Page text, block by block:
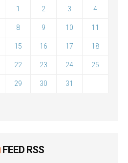
1 2 3 4
8 9 10 11
15 16 17 18
22 23 24 25
29 30 31
FEED RSS